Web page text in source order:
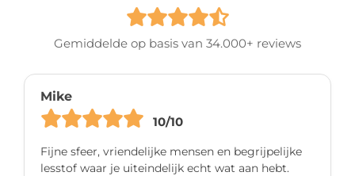
Gemiddelde op basis van 34.000+ reviews
Mike
10/10
Fijne sfeer, vriendelijke mensen en begrijpelijke
lesstof waar je uiteindelijk echt wat aan hebt.